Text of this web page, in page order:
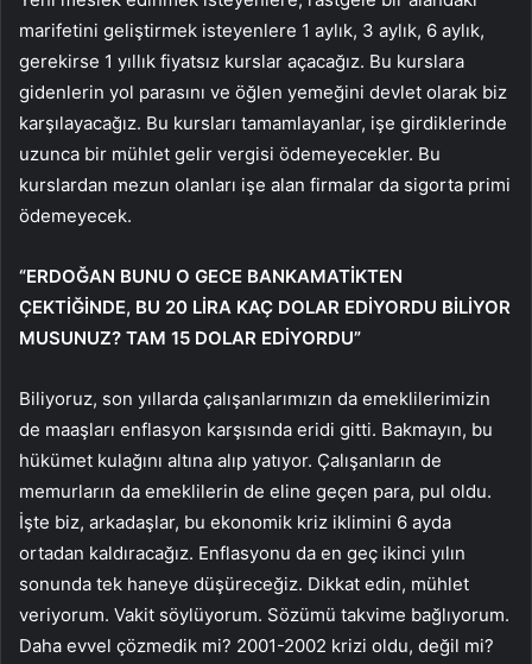
marifetini geliştirmek isteyenlere 1 aylık, 3 aylık, 6 aylık,
gerekirse 1 yıllık fiyatsız kurslar açacağız. Bu kurslara
gidenlerin yol parasını ve öğlen yemeğini devlet olarak biz
karşılayacağız. Bu kursları tamamlayanlar, işe girdiklerinde
uzunca bir mühlet gelir vergisi ödemeyecekler. Bu
kurslardan mezun olanları işe alan firmalar da sigorta primi
ödemeyecek.
“ERDOĞAN BUNU O GECE BANKAMATİKTEN
ÇEKTİĞİNDE, BU 20 LİRA KAÇ DOLAR EDİYORDU BİLİYOR
MUSUNUZ? TAM 15 DOLAR EDİYORDU”
Biliyoruz, son yıllarda çalışanlarımızın da emeklilerimizin
de maaşları enflasyon karşısında eridi gitti. Bakmayın, bu
hükümet kulağını altına alıp yatıyor. Çalışanların de
memurların da emeklilerin de eline geçen para, pul oldu.
İşte biz, arkadaşlar, bu ekonomik kriz iklimini 6 ayda
ortadan kaldıracağız. Enflasyonu da en geç ikinci yılın
sonunda tek haneye düşüreceğiz. Dikkat edin, mühlet
veriyorum. Vakit söylüyorum. Sözümü takvime bağlıyorum.
Daha evvel çözmedik mi? 2001-2002 krizi oldu, değil mi?